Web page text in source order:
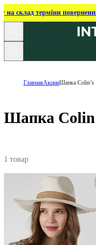
на склад терміни
ГлавнаяАкцииШапка Colin’s
Шапка
1 товар